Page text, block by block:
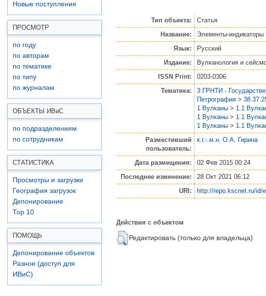
Новые поступления
ПРОСМОТР
по году
по авторам
по тематике
по типу
по журналам
ОБЪЕКТЫ ИВиС
по подразделениям
по сотрудникам
СТАТИСТИКА
Просмотры и загрузки
География загрузок
Депонирование
Top 10
ПОМОЩЬ
Депонирование объектов
Разное (доступ для
ИВиС)
Тип объекта:
Статья
Название:
Элементы-индикаторы
Язык:
Русский
Издание:
Вулканология и
ISSN Print:
0203-0306
Тематика:
3 ГРНТИ -
Петрография >
1 Вулканы > 1.1
1 Вулканы > 1.1
1 Вулканы > 1.1
Разместивший
пользователь:
к.г.-.м.н. О.А. Гирина
Дата размещения:
02 Фев 2015 00:24
Последнее изменение:
28 Окт 2021 06:12
URI:
http://repo.kscnet.ru/id/
Действия с объектом
Редактировать (только для владельца)